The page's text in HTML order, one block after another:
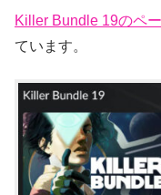
Killer Bundle 19のペ
ています。